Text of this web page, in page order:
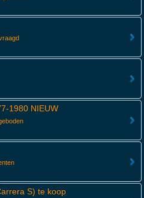
1980 NIEUW
S) te koop